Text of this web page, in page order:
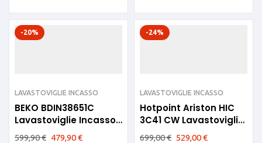
-20%
LAVASTOVIGLIE INCASSO
BEKO BDIN38651C
Lavastoviglie Incasso
60CM B
599,90€ 479,90€
-24%
LAVASTOVIGLIE INCASSO
Hotpoint Ariston HIC
3C41 CW Lavastoviglie
libera 14 coperti C
699,00€ 529,00€